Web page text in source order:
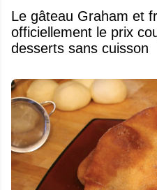
Le gâteau Graham et fraises se mérite
officiellement le prix
desserts sans cuisson